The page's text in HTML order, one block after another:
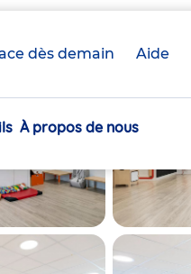
dès demain Aide
À propos de nous